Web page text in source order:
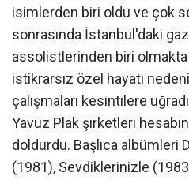
isimlerden biri oldu ve çok
sonrasında İstanbul'daki
assolistlerinden biri
istikrarsız özel hayatı
çalışmaları kesintilere
Yavuz Plak şirketleri
doldurdu. Başlıca albümleri
(1981), Sevdiklerinizle